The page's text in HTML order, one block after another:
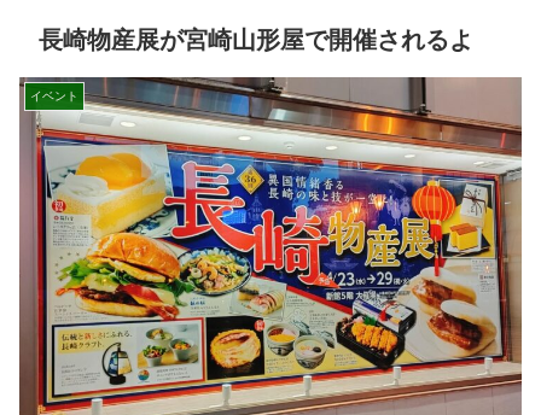
長崎物産展が宮崎山形屋で開催されるよ
イベント